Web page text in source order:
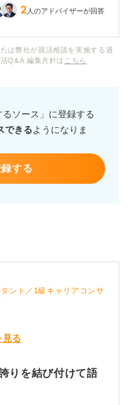
口で志望動機を作れ
2 人のアドバイザーが回答
は弊社が就活相談を実施する過
Q&A 編集方針は こちら
ソース」に登録する
できるようになりま
する
ント／1級キャリアコンサ
る
りを結び付けて語